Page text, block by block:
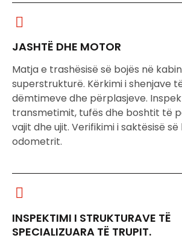
JASHTË DHE MOTOR
Matja e trashësisë së bojës në
superstrukturë. Kërkimi i shenjave
dëmtimeve dhe përplasjeve.
transmetimit, tufës dhe boshtit të
vajit dhe ujit. Verifikimi i saktësisë
odometrit.
INSPEKTIMI I STRUKTURAVE TË
SPECIALIZUARA TË TRUPIT.